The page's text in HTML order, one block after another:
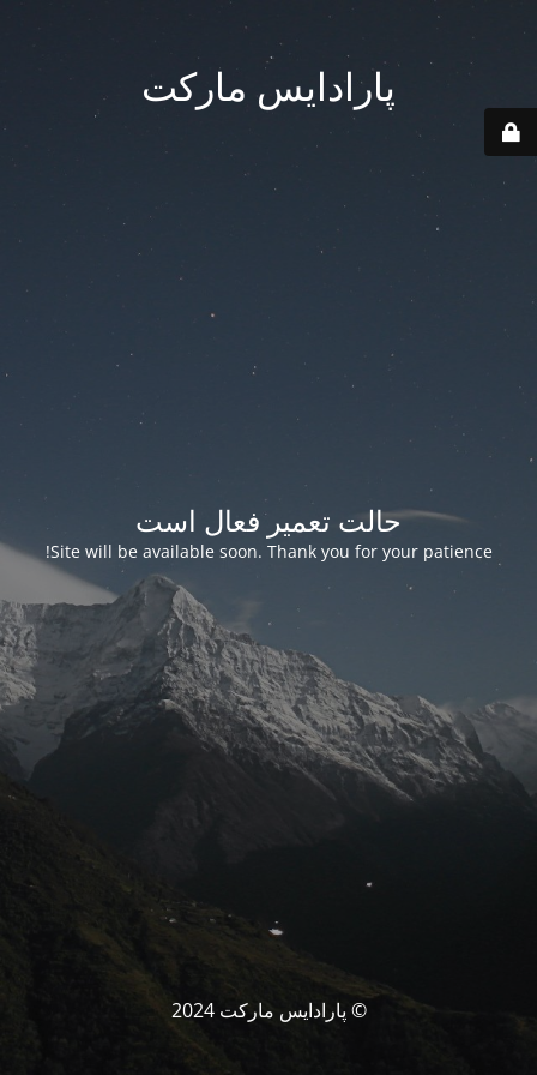
پارادایس مارکت
حالت تعمیر فعال است
Site will be available soon. Thank you for your patience!
© پارادایس مارکت 2024